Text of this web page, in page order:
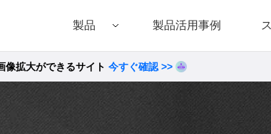
製品
UniConverter(スーパーメディア変換!)
• UniConverter for Windows
• UniConverter for Mac
DVD Memory（DVDメモリ
• DVD Memory for Windows
• DVD Memory for Mac
製品活用事例
像拡大ができるサイト 今すぐ確認 >>